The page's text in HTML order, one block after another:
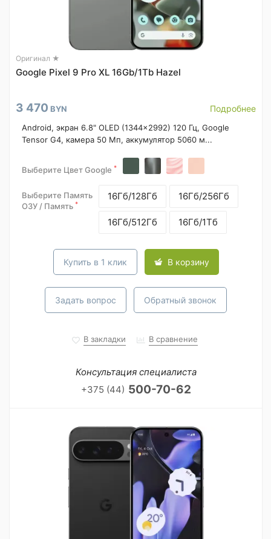
Оригинал ★
Google Pixel 9 Pro XL 16Gb/1Tb Hazel
3 470 BYN Подробнее
Android, экран 6.8" OLED (1344x2992) 120 Гц, Google
Tensor G4, камера 50 Мп, аккумулятор 5060 м...
Выберите Цвет Google *
Выберите Память
ОЗУ / Память *
16Гб/128Гб 16Гб/256Гб
16Гб/512Гб 16Гб/1Тб
Купить в 1 клик В корзину
Задать вопрос Обратный звонок
В закладки В сравнение
Консультация специалиста
+375 (44) 500-70-62